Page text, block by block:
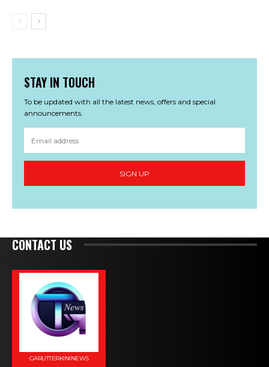
STAY IN TOUCH
To be updated with all the latest news, offers and special
announcements.
SIGN UP
CONTACT US
GARUTTERKININEWS